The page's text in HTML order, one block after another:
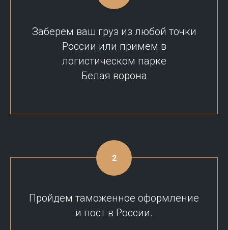
Заберем ваш груз из любой точки
России или примем в
логистическом парке
Белая ворона
Пройдем таможенное оформление
и пост в России.